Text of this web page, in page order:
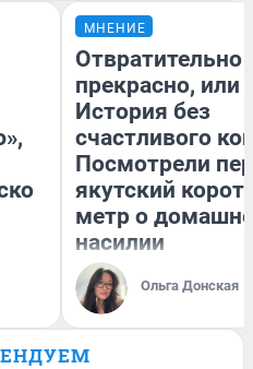
МНЕНИЕ
Отвратительно
прекрасно, или
История без
счастливого
Посмотрели
якутский
метр о
насилии
Ольга Донская